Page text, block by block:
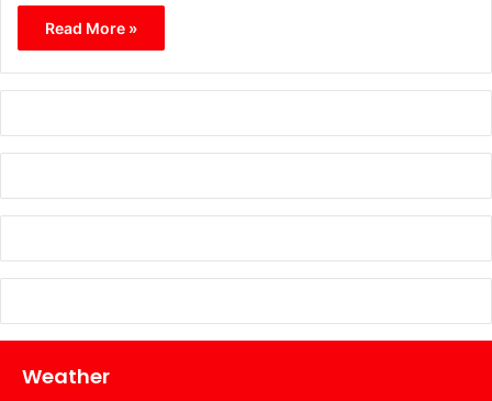
Read More »
Weather